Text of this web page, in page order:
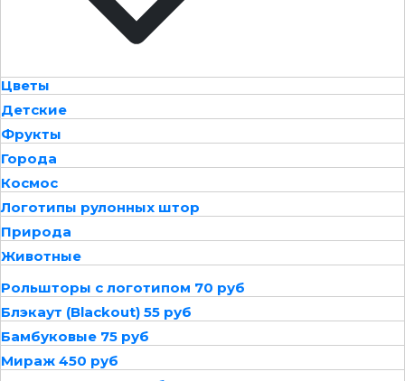
Цветы
Детские
Фрукты
Города
Космос
Логотипы рулонных штор
Природа
Животные
Рольшторы с логотипом 70 руб
Блэкаут (Blackout) 55 руб
Бамбуковые 75 руб
Мираж 450 руб